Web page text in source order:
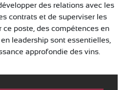
des relations avec les
contrats et de superviser les
ce poste, des compétences en
leadership sont essentielles,
approfondie des vins.